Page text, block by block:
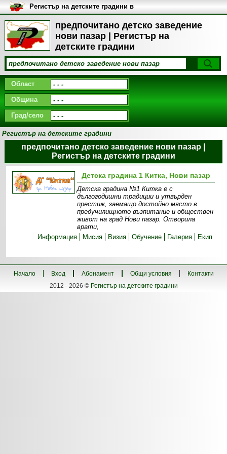
предпочитано детско заведение
нови пазар | Регистър на
детските градини
Регистър на детските градини в
България
Област
Община
Град/село
Регистър на детските градини
предпочитано детско заведение нови пазар |
Регистър на детските градини
Детска градина 1 Китка, Нови пазар
Детска градина №1 Китка е с
дългогодишни традиции и утвърден
престиж, заемащо достойно място в
предучилищното възпитание и обществен
живот на град Нови пазар. Отворила
врати,
Информация
Мисия Визия Обучение Галерия Екип
Начало Вход Абонамент Общи условия
Контакти
2012 - 2026 © Регистър на детските градини